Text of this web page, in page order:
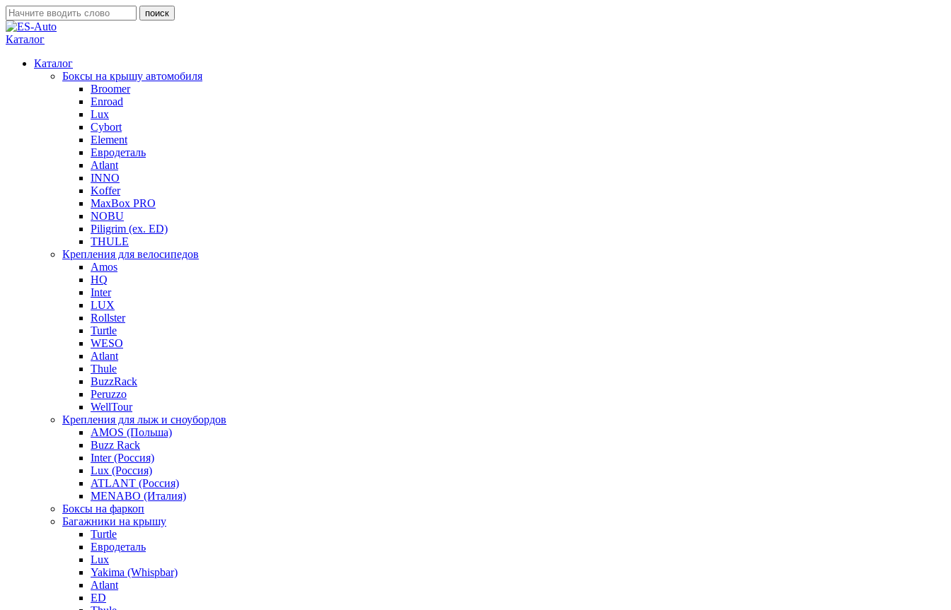
Каталог
Каталог
Боксы на крышу автомобиля
Broomer
Enroad
Lux
Cybort
Element
Евродеталь
Atlant
INNO
Koffer
MaxBox PRO
NOBU
Piligrim (ex. ED)
THULE
Крепления для велосипедов
Amos
HQ
Inter
LUX
Rollster
Turtle
WESO
Atlant
Thule
BuzzRack
Peruzzo
WellTour
Крепления для лыж и сноубордов
AMOS (Польша)
Buzz Rack
Inter (Россия)
Lux (Россия)
ATLANT (Россия)
MENABO (Италия)
Боксы на фаркоп
Багажники на крышу
Turtle
Евродеталь
Lux
Yakima (Whispbar)
Atlant
ED